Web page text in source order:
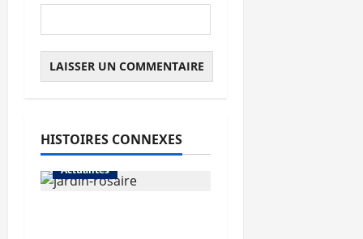
HISTOIRES CONNEXES
Actualités